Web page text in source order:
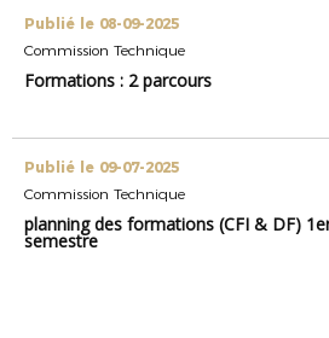
Publié le 08-09-2025
Commission Technique
Formations : 2 parcours
Publié le 09-07-2025
Commission Technique
planning des formations (CFI & DF)
semestre